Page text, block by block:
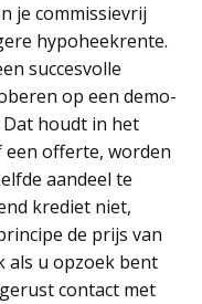
je commissievrij
hypoheekrente.
succesvolle
op een demo-
houdt in het
offerte, worden
aandeel te
krediet niet,
de prijs van
als u opzoek bent
contact met